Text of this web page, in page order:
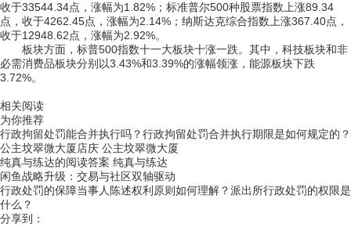
收于33544.34点，涨幅为1.82%；标准普尔500种股票指数上涨89.34
点，收于4262.45点，涨幅为2.14%；纳斯达克综合指数上涨367.40点，
收于12948.62点，涨幅为2.92%。
板块方面，标普500指数十一大板块十涨一跌。其中，科技板块和非
必需消费品板块分别以3.43%和3.39%的涨幅领涨，能源板块下跌
3.72%。
相关阅读
为你推荐
行政拘留处罚能合并执行吗？行政拘留处罚合并执行期限是如何规定的？
公主坟翠微大厦店庆 公主坟翠微大厦
纯真与练达的阅读答案 纯真与练达
闲鱼战略升级：交易与社区双轴驱动
行政处罚的保障当事人陈述权利原则如何理解？派出所行政处罚的权限是
什么？
分享到：